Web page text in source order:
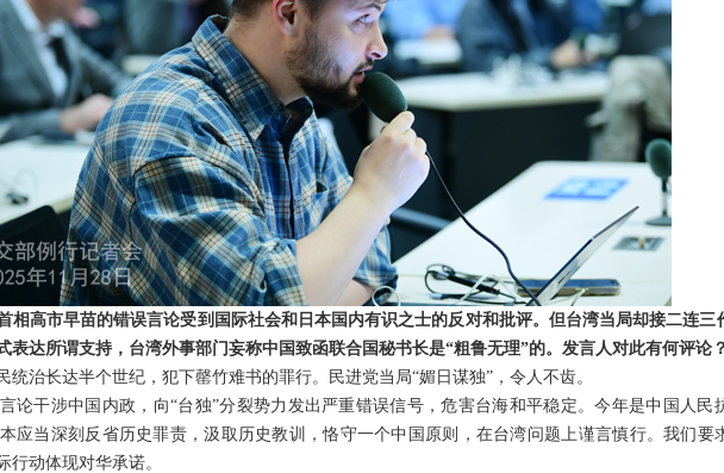
相高市早苗的错误言论受到国际社会和日本国内有识之士的反对和批评。但台湾当局却接二连三
表达所谓支持，台湾外事部门妄称中国致函联合国秘书长是“粗鲁无理”的。发言人对此有何评论？
统治长达半个世纪，犯下罄竹难书的罪行。民进党当局“媚日谋独”，令人不齿。
论干涉中国内政，向“台独”分裂势力发出严重错误信号，危害台海和平稳定。今年是中国人民
应当深刻反省历史罪责，汲取历史教训，恪守一个中国原则，在台湾问题上谨言慎行。我们要
行动体现对华承诺。